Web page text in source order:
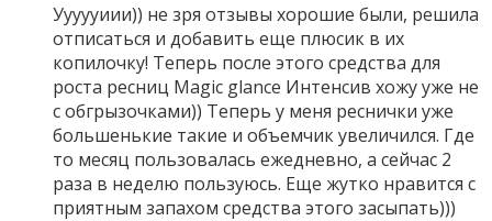
Уууууиии)) не зря отзывы хорошие были, решила
отписаться и добавить еще плюсик в их
копилочку! Теперь после этого средства для
роста ресниц Magic glance Интенсив хожу уже не
с обгрызочками)) Теперь у меня реснички уже
большенькие такие и объемчик увеличился. Где
то месяц пользовалась ежедневно, а сейчас 2
раза в неделю пользуюсь. Еще жутко нравится с
приятным запахом средства этого засыпать)))